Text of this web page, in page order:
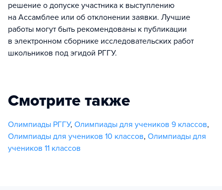
решение о допуске участника к выступлению
на Ассамблее или об отклонении заявки. Лучшие
работы могут быть рекомендованы к публикации
в электронном сборнике исследовательских работ
школьников под эгидой РГГУ.
Смотрите также
Олимпиады РГГУ, Олимпиады для учеников 9 классов,
Олимпиады для учеников 10 классов, Олимпиады для
учеников 11 классов